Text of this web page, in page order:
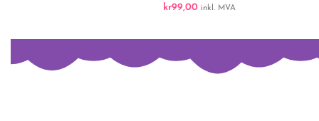
kr99,00 inkl. MVA